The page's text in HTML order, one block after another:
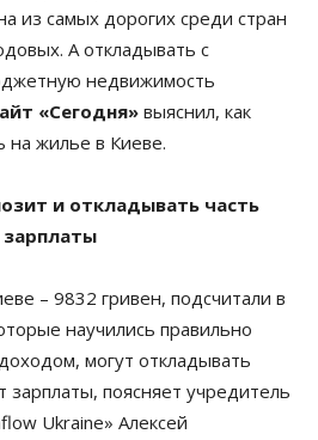
из самых дорогих среди стран
А откладывать с
недвижимость
«Сегодня» выяснил, как
на жилье в Киеве.
и откладывать часть
зарплаты
– 9832 гривен, подсчитали в
научились правильно
могут откладывать
поясняет учредитель
Ukraine» Алексей